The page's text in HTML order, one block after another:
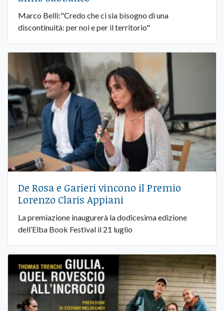
Marco Belli:"Credo che ci sia bisogno di una
discontinuità: per noi e per il territorio"
De Rosa e Garieri vincono il Premio
Lorenzo Claris Appiani
La premiazione inaugurerà la dodicesima edizione
dell’Elba Book Festival il 21 luglio